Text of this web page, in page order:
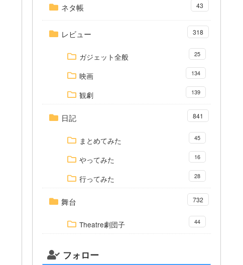
ネタ帳 43
レビュー 318
ガジェット全般 25
映画 134
観劇 139
日記 841
まとめてみた 45
やってみた 16
行ってみた 28
舞台 732
Theatre劇団子 44
フォロー